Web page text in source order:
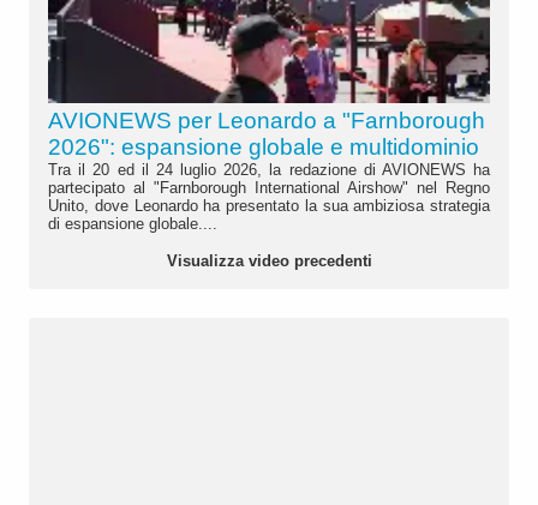
AVIONEWS per Leonardo a "Farnborough
2026": espansione globale e multidominio
Tra il 20 ed il 24 luglio 2026, la redazione di AVIONEWS ha
partecipato al "Farnborough International Airshow" nel Regno
Unito, dove Leonardo ha presentato la sua ambiziosa strategia
di espansione globale....
Visualizza video precedenti